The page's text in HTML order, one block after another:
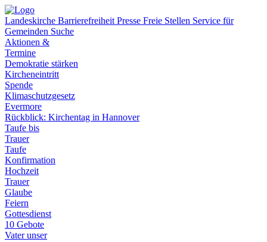
Landeskirche Barrierefreiheit Presse Freie Stellen Service für
Gemeinden Suche
Aktionen &
Termine
Demokratie stärken
Kircheneintritt
Spende
Klimaschutzgesetz
Evermore
Rückblick: Kirchentag in Hannover
Taufe bis
Trauer
Taufe
Konfirmation
Hochzeit
Trauer
Glaube
Feiern
Gottesdienst
10 Gebote
Vater unser